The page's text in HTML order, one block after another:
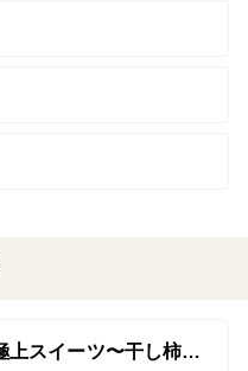
無限干し柿！すぐにできる極上スイーツ〜干し柿クリームチーズ〜